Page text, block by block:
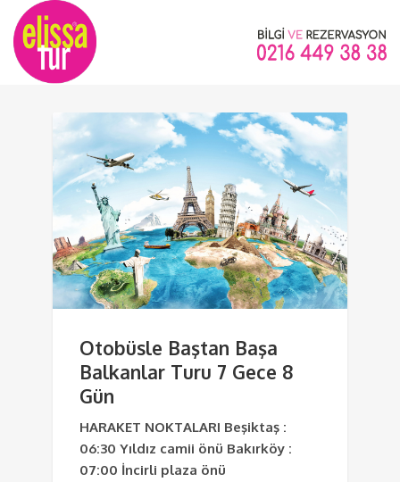
Otobüsle Baştan Başa
Balkanlar Turu 7 Gece 8
Gün
HARAKET NOKTALARI Beşiktaş :
06:30 Yıldız camii önü Bakırköy :
07:00 İncirli plaza önü